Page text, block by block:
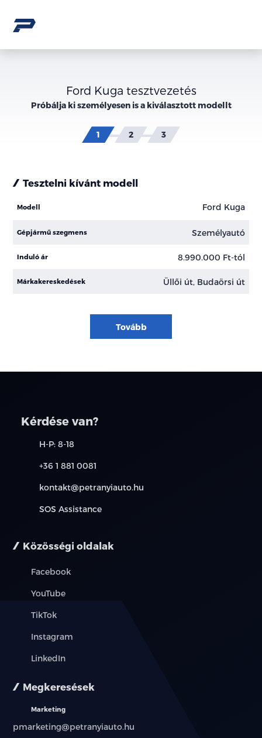
Ford Kuga tesztvezetés
Próbálja ki személyesen is a kiválasztott modellt
Tesztelni kívánt modell
Modell Ford Kuga
Gépjármű szegmens Személyautó
Induló ár 8.990.000 Ft-tól
Márkakereskedések Üllői út, Budaörsi út
Tovább
Kérdése van?
H-P: 8-18
+36 1 881 0081
kontakt@petranyiauto.hu
SOS Assistance
Közösségi oldalak
Facebook
YouTube
TikTok
Instagram
LinkedIn
Megkeresések
Marketing
pmarketing@petranyiauto.hu